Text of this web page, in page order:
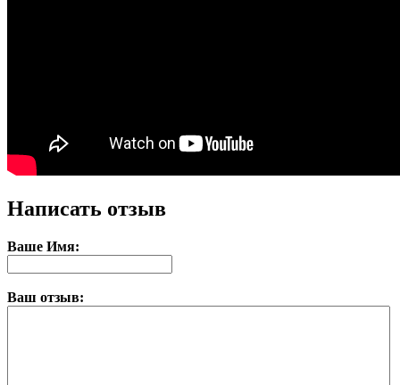
Написать отзыв
Ваше Имя:
Ваш отзыв: